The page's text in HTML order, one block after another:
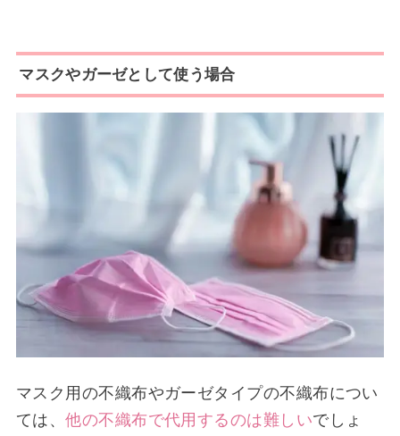
マスクやガーゼとして使う場合
マスク用の不織布やガーゼタイプの不織布につい
ては、他の不織布で代用するのは難しいでしょ